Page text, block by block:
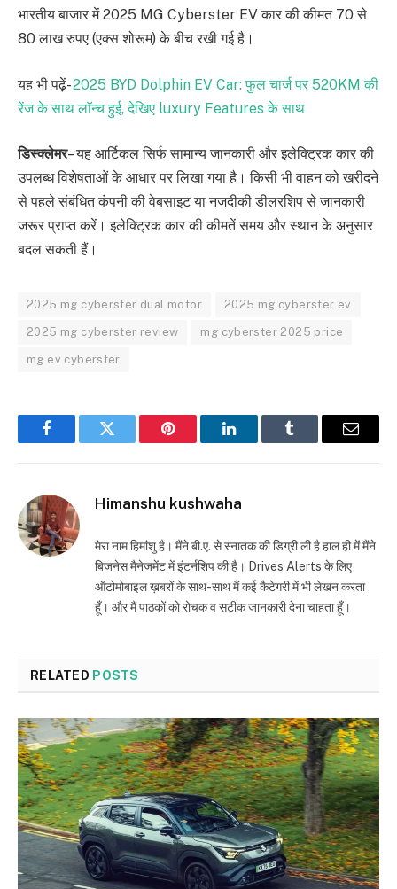
भारतीय बाजार में 2025 MG Cyberster EV कार की कीमत 70 से
80 लाख रुपए (एक्स शोरूम) के बीच रखी गई है।
यह भी पढ़ें-2025 BYD Dolphin EV Car: फुल चार्ज पर 520KM की
रेंज के साथ लाॅन्च हुई, देखिए luxury Features के साथ
डिस्क्लेमर– यह आर्टिकल सिर्फ सामान्य जानकारी और इलेक्ट्रिक कार की
उपलब्ध विशेषताओं के आधार पर लिखा गया है। किसी भी वाहन को खरीदने
से पहले संबंधित कंपनी की वेबसाइट या नजदीकी डीलरशिप से जानकारी
जरूर प्राप्त करें। इलेक्ट्रिक कार की कीमतें समय और स्थान के अनुसार
बदल सकती हैं।
2025 mg cyberster dual motor 2025 mg cyberster ev
2025 mg cyberster review mg cyberster 2025 price
mg ev cyberster
FacebookTwitter Pinterest LinkedInTumblr Email
Himanshu kushwaha
मेरा नाम हिमांशु है। मैंने बी.ए. से स्नातक की डिग्री ली है हाल ही में मैंने
बिजनेस मैनेजमेंट में इंटर्नशिप की है। Drives Alerts के लिए
ऑटोमोबाइल ख़बरों के साथ-साथ मैं कई कैटेगरी में भी लेखन करता
हूँ। और मैं पाठकों को रोचक व सटीक जानकारी देना चाहता हूँ।
RELATED POSTS